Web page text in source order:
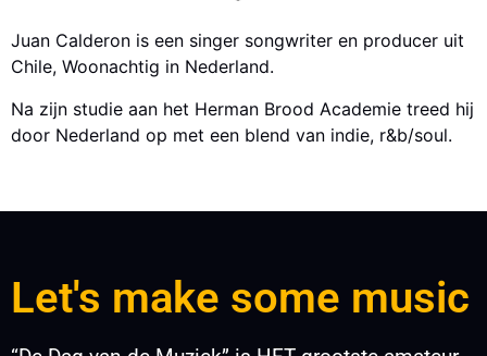
Juan Calderon is een singer songwriter en producer uit
Chile, Woonachtig in Nederland.
Na zijn studie aan het Herman Brood Academie treed hij
door Nederland op met een blend van indie, r&b/soul.
Let's make some music